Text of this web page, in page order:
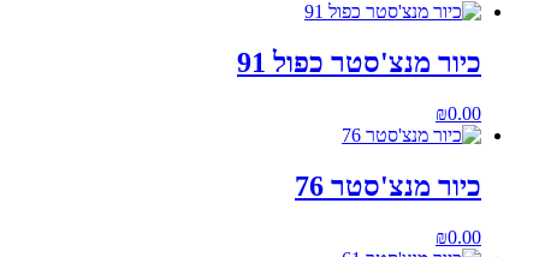
כיור מנצ'סטר כפול 91
₪0.00
כיור מנצ'סטר 76
₪0.00